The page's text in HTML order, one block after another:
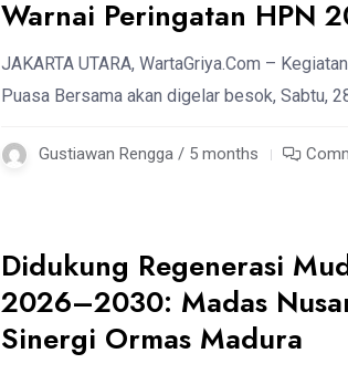
Warnai Peringatan HPN
JAKARTA UTARA, WartaGriya.Com –
Puasa Bersama akan digelar besok, Sabtu,
Gustiawan Rengga / 5 months
Didukung Regenerasi
2026–2030: Madas
Sinergi Ormas Madura